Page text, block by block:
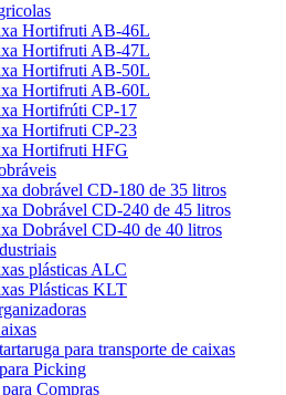
Hortifruti AB-46L
Hortifruti AB-47L
Hortifruti AB-50L
Hortifruti AB-60L
Hortifrúti CP-17
Hortifruti CP-23
Hortifruti HFG
dobrável CD-180 de 35 litros
Dobrável CD-240 de 45 litros
Dobrável CD-40 de 40 litros
plásticas ALC
Plásticas KLT
para transporte de caixas
Picking
Compras